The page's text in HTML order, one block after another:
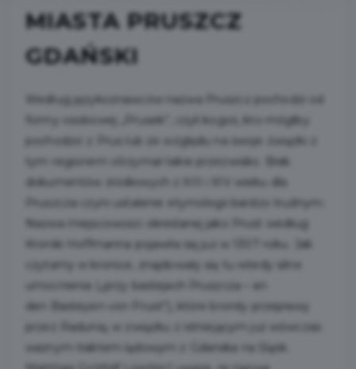
MIASTA PRUSZCZ
GDAŃSKI
Według językoznawców nazwa Pruszcz pochodzi od
formy osobowej „Prusek”, czyli kogoś, kto mógłby
pochodzić z Prus lub ze względu na swoje związki z
tym regionem otrzymał takie przezwisko. Brak
dokumentów źródłowych z XIII i XIV wieku dla
Pruszcza czyni ustalenie etymologii bardzo trudnym.
Nazwa miejscowości określanej jako Prust według
Kroniki Hoffmanna pojawiła się już w 1307 roku. Jak
czytamy w kronice, znajdowały się tu wtedy silne
umocnienia („przy bastejach Pruszcza – an
den Basteyen von Prust”), które broniły przeprawy
przez Radunię, w związku z istniejącym już wówczas
ważnym traktem lądowym z Gdańska na Śląsk.